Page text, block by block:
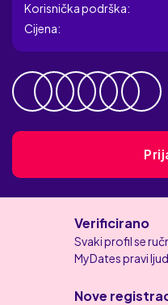
Korisnička podrška:
Cijena:
Verificirano
Svaki profil se
MyDates pravi
Nove